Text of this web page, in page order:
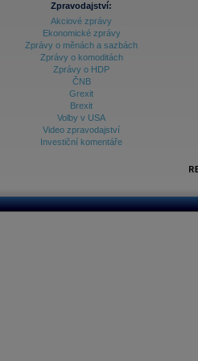
Archiv - Vývoj české koruny
Archiv analýz - Makroukazatele
Ceny průmyslových výrobců - Data a prognózy
Ceny průmyslových výrobců - Graf (ČR)
Ceny průmyslových výrobců - Kalendář (ČR)
Ceny průmyslových výrobců - Zpravodajství
Databanka - Ceny
Zpravodajství:
Akciové zprávy
Ekonomické zprávy
Zprávy o měnách a sazbách
Zprávy o komoditách
Zprávy o HDP
ČNB
Grexit
Brexit
Volby v USA
Video zpravodajství
Investiční komentáře